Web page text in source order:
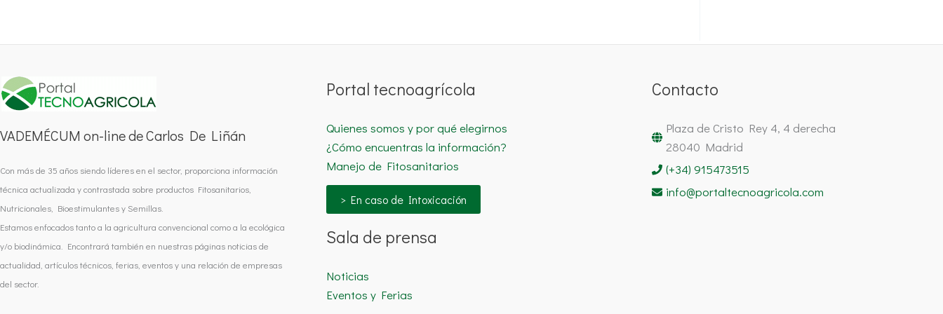
VADEMÉCUM on-line de Carlos De Liñán
Con más de 35 años siendo líderes en el sector, proporciona información
técnica actualizada y contrastada sobre productos Fitosanitarios,
Nutricionales, Bioestimulantes y Semillas.
Estamos enfocados tanto a la agricultura convencional como a la ecológica
y/o biodinámica. Encontrará también en nuestras páginas noticias de
actualidad, artículos técnicos, ferias, eventos y una relación de empresas
del sector.
Portal tecnoagrícola
Quienes somos y por qué elegirnos
¿Cómo encuentras la información?
Manejo de Fitosanitarios
> En caso de Intoxicación
Sala de prensa
Noticias
Eventos y Ferias
Contacto
Plaza de Cristo Rey 4, 4 derecha
28040 Madrid
(+34) 915473515
info@portaltecnoagricola.com